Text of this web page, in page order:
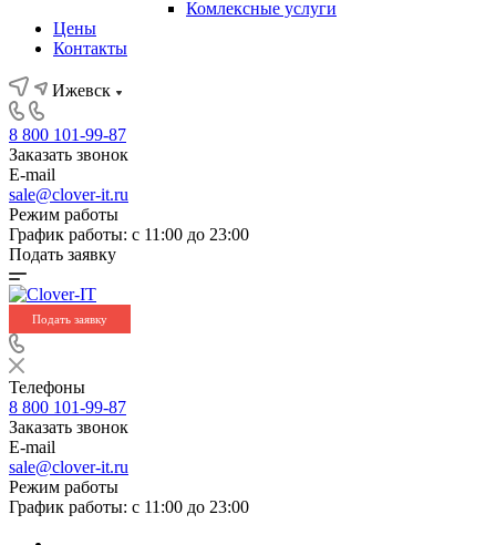
Комлексные услуги
Цены
Контакты
Ижевск
8 800 101-99-87
Заказать звонок
E-mail
sale@clover-it.ru
Режим работы
График работы: с 11:00 до 23:00
Подать заявку
Подать заявку
Телефоны
8 800 101-99-87
Заказать звонок
E-mail
sale@clover-it.ru
Режим работы
График работы: с 11:00 до 23:00